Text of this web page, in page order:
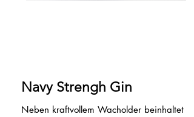
Navy Strengh Gin
Neben kraftvollem Wacholder beinhaltet